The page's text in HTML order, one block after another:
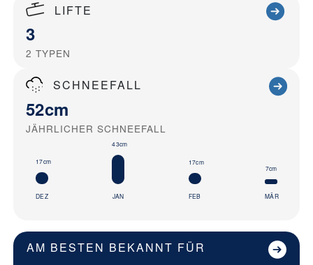
LIFTE
3
2 TYPEN
SCHNEEFALL
52cm
JÄHRLICHER SCHNEEFALL
17cm
DEZ
43cm
JAN
17cm
FEB
7cm
MÄR
AM BESTEN BEKANNT FÜR